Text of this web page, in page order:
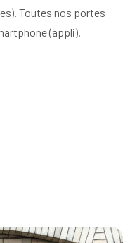
Toutes nos portes
(appli).